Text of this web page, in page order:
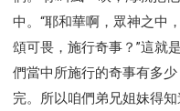
中。“耶和華啊，眾神之中
頌可畏，施行奇事？”這就
們當中所施行的奇事有多
完。所以咱們弟兄姐妹得